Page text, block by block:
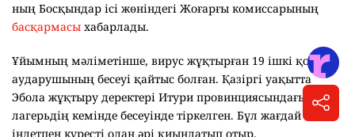
ның Босқындар ісі жөніндегі Жоғарғы комиссарының
басқармасы хабарлады.
Ұйымның мәліметінше, вирус жұқтырған 19 ішкі қоныс
аударушының бесеуі қайтыс болған. Қазіргі уақытта
Эбола жұқтыру деректері Итури провинциясындағы 69
лагерьдің кемінде бесеуінде тіркелген. Бұл жағдай
індетпен күресті одан әрі қиындатып отыр.